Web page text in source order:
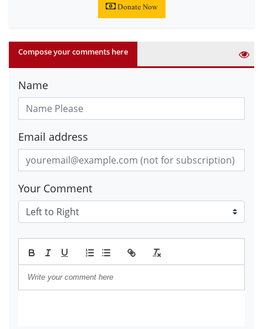
Donate Now
Compose your comments here
Name
Email address
Your Comment